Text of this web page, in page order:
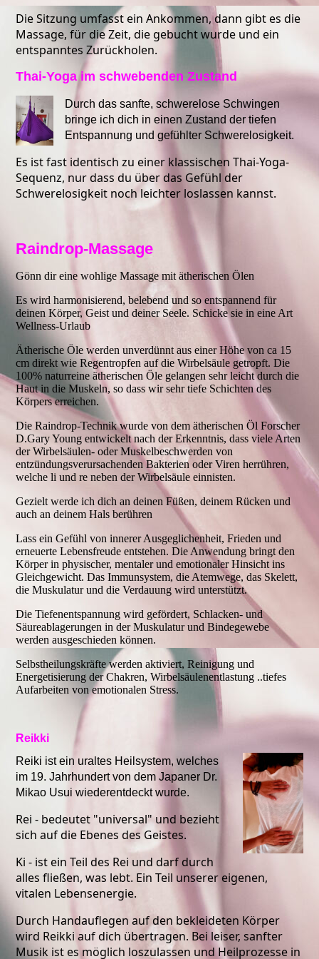
Die Sitzung umfasst ein Ankommen, dann gibt es die
Massage, für die Zeit, die gebucht wurde und ein
entspanntes Zurückholen.
Thai-Yoga im schwebenden Zustand
Durch das sanfte, schwerelose Schwingen
bringe ich dich in einen Zustand der tiefen
Entspannung und gefühlter Schwerelosigkeit.
Es ist fast identisch zu einer klassischen Thai-Yoga-
Sequenz, nur dass du über das Gefühl der
Schwerelosigkeit noch leichter loslassen kannst.
Raindrop-Massage
Gönn dir eine wohlige Massage mit ätherischen Ölen
Es wird harmonisierend, belebend und so entspannend für
deinen Körper, Geist und deiner Seele. Schicke sie in eine Art
Wellness-Urlaub
Ätherische Öle werden unverdünnt aus einer Höhe von ca 15
cm direkt wie Regentropfen auf die Wirbelsäule getropft. Die
100% naturreine ätherischen Öle gelangen sehr leicht durch die
Haut in die Muskeln, so dass wir sehr tiefe Schichten des
Körpers erreichen.
Die Raindrop-Technik wurde von dem ätherischen Öl Forscher
D.Gary Young entwickelt nach der Erkenntnis, dass viele Arten
der Wirbelsäulen- oder Muskelbeschwerden von
entzündungsverursachenden Bakterien oder Viren herrühren,
welche li und re neben der Wirbelsäule einnisten.
Gezielt werde ich dich an deinen Füßen, deinem Rücken und
auch an deinem Hals berühren
Lass ein Gefühl von innerer Ausgeglichenheit, Frieden und
erneuerte Lebensfreude entstehen. Die Anwendung bringt den
Körper in physischer, mentaler und emotionaler Hinsicht ins
Gleichgewicht. Das Immunsystem, die Atemwege, das Skelett,
die Muskulatur und die Verdauung wird unterstützt.
Die Tiefenentspannung wird gefördert, Schlacken- und
Säureablagerungen in der Muskulatur und Bindegewebe
werden ausgeschieden können.
Selbstheilungskräfte werden aktiviert, Reinigung und
Energetisierung der Chakren, Wirbelsäulenentlastung ..tiefes
Aufarbeiten von emotionalen Stress.
Reikki
Reiki ist ein uraltes Heilsystem, welches
im 19. Jahrhundert von dem Japaner Dr.
Mikao Usui wiederentdeckt wurde.
Rei - bedeutet "universal" und bezieht
sich auf die Ebenes des Geistes.
Ki - ist ein Teil des Rei und darf durch
alles fließen, was lebt. Ein Teil unserer eigenen,
vitalen Lebensenergie.
Durch Handauflegen auf den bekleideten Körper
wird Reikki auf dich übertragen. Bei leiser, sanfter
Musik ist es möglich loszulassen und Heilprozesse in